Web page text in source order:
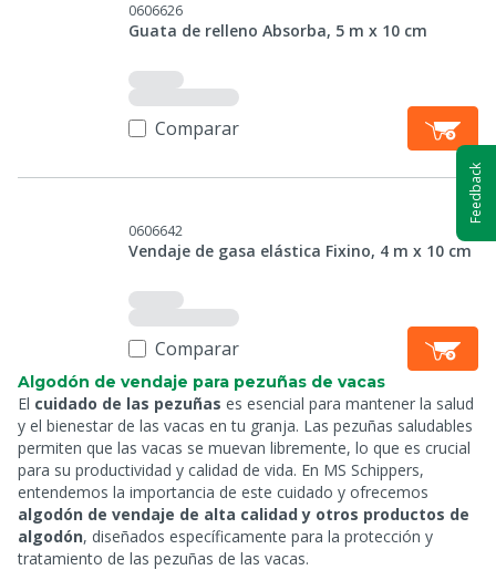
0606626
Guata de relleno Absorba, 5 m x 10 cm
Comparar
0606642
Vendaje de gasa elástica Fixino, 4 m x 10 cm
Comparar
Algodón de vendaje para pezuñas de vacas
El cuidado de las pezuñas es esencial para mantener la salud
y el bienestar de las vacas en tu granja. Las pezuñas saludables
permiten que las vacas se muevan libremente, lo que es crucial
para su productividad y calidad de vida. En MS Schippers,
entendemos la importancia de este cuidado y ofrecemos
algodón de vendaje de alta calidad y otros productos de
algodón, diseñados específicamente para la protección y
tratamiento de las pezuñas de las vacas.
Feedback